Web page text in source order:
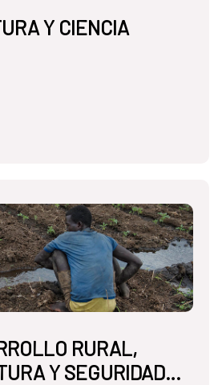
Y CIENCIA
RURAL,
Y SEGURIDAD